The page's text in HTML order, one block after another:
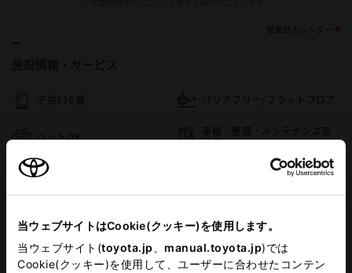
当ウェブサイトはCookie(クッキー)を使用します。
当ウェブサイト(toyota.jp manual.toyota.jp)では
Cookie(クッキー)を使用して、ユーザーに合わせたコンテン
営業日カレンダー
施設情報・ サービス
子供110番 バリアフリー/フラットフロア
ペットOK
車検・整備・メンテナンス取
扱店
キッズルーム
G-Station 自動洗車機